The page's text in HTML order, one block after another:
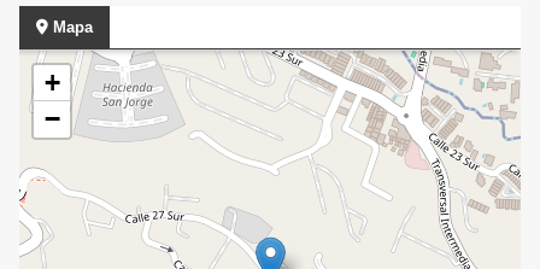
Mapa
+
−